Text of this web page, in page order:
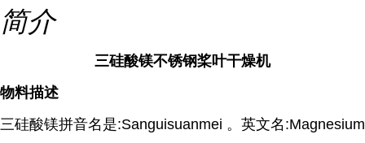
简介
三硅酸镁不锈钢桨叶干燥机
物料描述
三硅酸镁拼音名是:Sanguisuanmei 。英文名:Magnesium